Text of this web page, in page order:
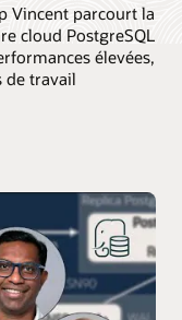
Vincent parcourt la
cloud PostgreSQL
élevées,
de travail